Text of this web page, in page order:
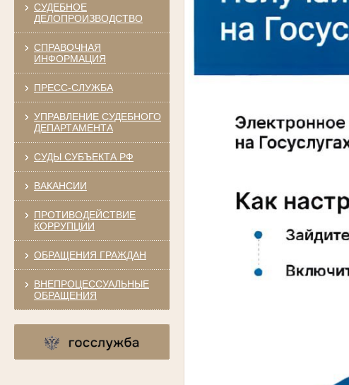
СУДЕБНОЕ
ДЕЛОПРОИЗВОДСТВО
СПРАВОЧНАЯ
ИНФОРМАЦИЯ
ПРЕСС-СЛУЖБА
УПРАВЛЕНИЕ СУДЕБНОГО
ДЕПАРТАМЕНТА
СУДЫ СУБЪЕКТА РФ
ВАКАНСИИ
ПРОТИВОДЕЙСТВИЕ
КОРРУПЦИИ
ОБРАЩЕНИЯ ГРАЖДАН
ВНЕПРОЦЕССУАЛЬНЫЕ
ОБРАЩЕНИЯ